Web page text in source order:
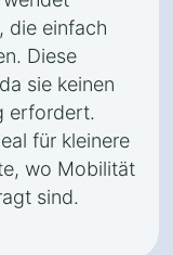
die einfach
Diese
sie keinen
erfordert.
für kleinere
wo Mobilität
sind.